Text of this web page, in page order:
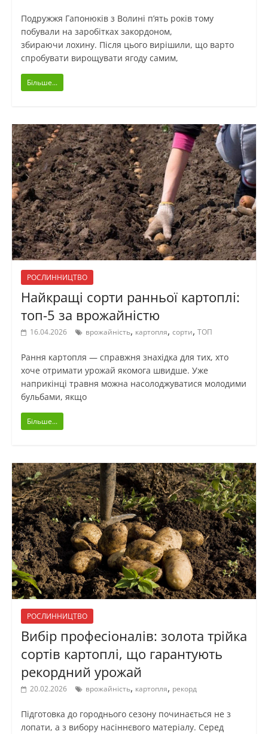
Подружжя Гапонюків з Волині п’ять років тому
побували на заробітках закордоном,
збираючи лохину. Після цього вирішили, що варто
спробувати вирощувати ягоду самим,
Більше...
РОСЛИННИЦТВО
Найкращі сорти ранньої картоплі:
топ-5 за врожайністю
16.04.2026 врожайність, картопля, сорти, ТОП
Рання картопля — справжня знахідка для тих, хто
хоче отримати урожай якомога швидше. Уже
наприкінці травня можна насолоджуватися молодими
бульбами, якщо
Більше...
РОСЛИННИЦТВО
Вибір професіоналів: золота трійка
сортів картоплі, що гарантують
рекордний урожай
20.02.2026 врожайність, картопля, рекорд
Підготовка до городнього сезону починається не з
лопати, а з вибору насіннєвого матеріалу. Серед